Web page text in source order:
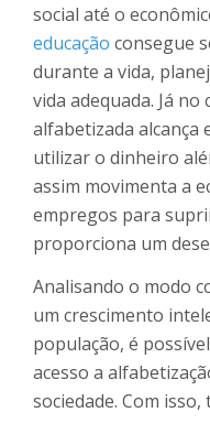
social até o
educação consegue
durante a vida,
vida adequada. Já
alfabetizada alcança
utilizar o dinheiro
assim movimenta a
empregos para
proporciona um
Analisando o modo
um crescimento
população, é
acesso a
sociedade. Com